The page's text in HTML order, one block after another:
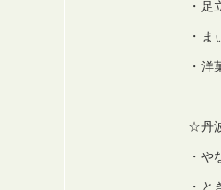
・足
・ま
・洋
☆丹
・や
・と